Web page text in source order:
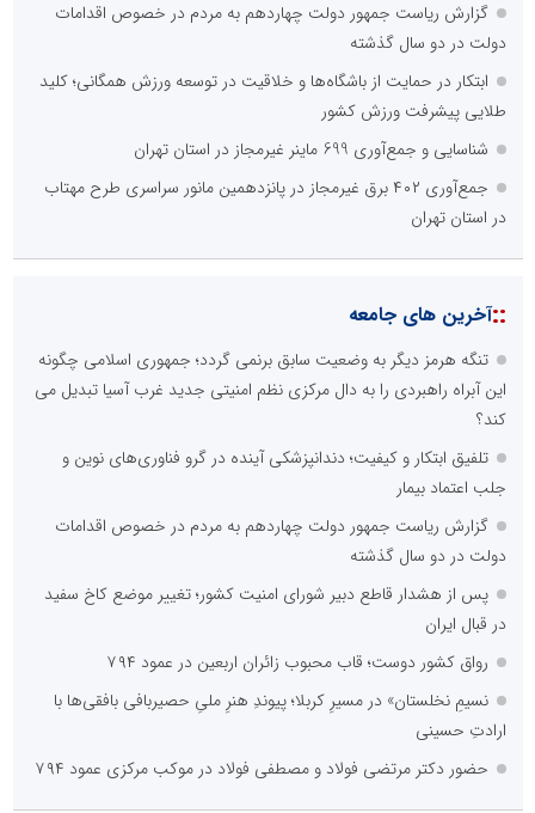
گزارش ریاست جمهور دولت چهاردهم به مردم در خصوص اقدامات
دولت در دو سال گذشته
ابتکار در حمایت از باشگاه‌ها و خلاقیت در توسعه ورزش همگانی؛ کلید
طلایی پیشرفت ورزش کشور
شناسایی و جمع‌آوری 699 ماینر غیرمجاز در استان تهران
جمع‌آوری ۴۰۲ برق غیرمجاز در پانزدهمین مانور سراسری طرح مهتاب
در استان تهران
::آخرین های جامعه
تنگه هرمز دیگر به وضعیت سابق برنمی گردد؛ جمهوری اسلامی چگونه
این آبراه راهبردی را به دال مرکزی نظم امنیتی جدید غرب آسیا تبدیل می
کند؟
تلفیق ابتکار و کیفیت؛ دندانپزشکی آینده در گرو فناوری‌های نوین و
جلب اعتماد بیمار
گزارش ریاست جمهور دولت چهاردهم به مردم در خصوص اقدامات
دولت در دو سال گذشته
پس از هشدار قاطع دبیر شورای امنیت کشور؛ تغییر موضع کاخ سفید
در قبال ایران
رواق کشور دوست؛ قاب محبوب زائران اربعین در عمود ۷۹۴
نسیمِ نخلستان» در مسیرِ کربلا؛ پیوندِ هنرِ ملیِ حصیربافی بافقی‌ها با
ارادتِ حسینی
حضور دکتر مرتضی فولاد و مصطفی فولاد در موکب مرکزی عمود ۷۹۴